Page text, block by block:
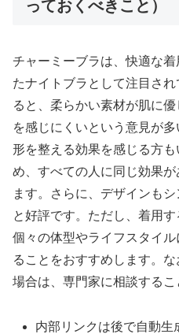
っておくべきこと）
チャーミーブラは、快適な
たナイトブラとして注目さ
ると、柔らかい素材が肌に
を感じにくいという意見が
形を整える効果を感じる方
め、すべての人に同じ効果
ます。さらに、デザインも
と好評です。ただし、着用
個々の体型やライフスタイ
ることをおすすめします。
場合は、専門家に相談するこ
内部リンクは後で自動生